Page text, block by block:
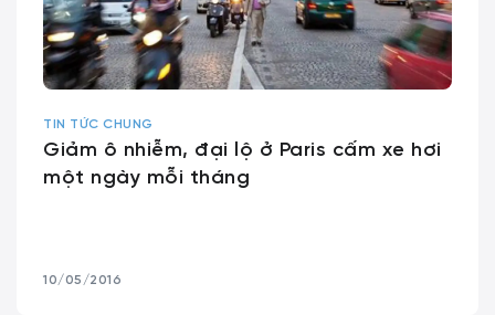
TIN TỨC CHUNG
Giảm ô nhiễm, đại lộ ở Paris cấm xe hơi
một ngày mỗi tháng
10/05/2016